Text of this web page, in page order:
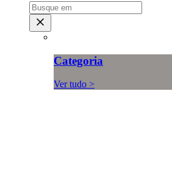
Categoria
Ver tudo >